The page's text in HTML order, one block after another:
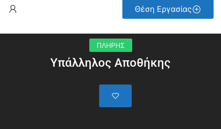
Θέση Εργασίας
ΠΛΗΡΗΣ
Υπάλληλος Αποθήκης